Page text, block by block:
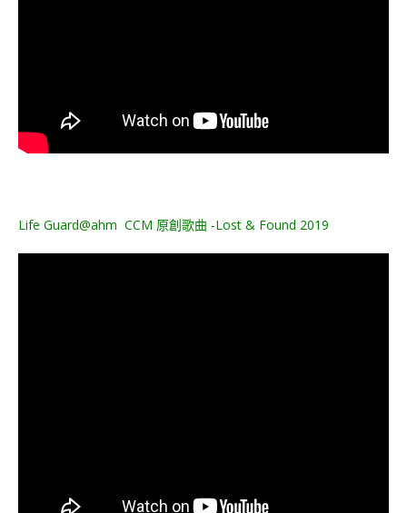
Life Guard@ahm CCM 原創歌曲 -Lost & Found 2019